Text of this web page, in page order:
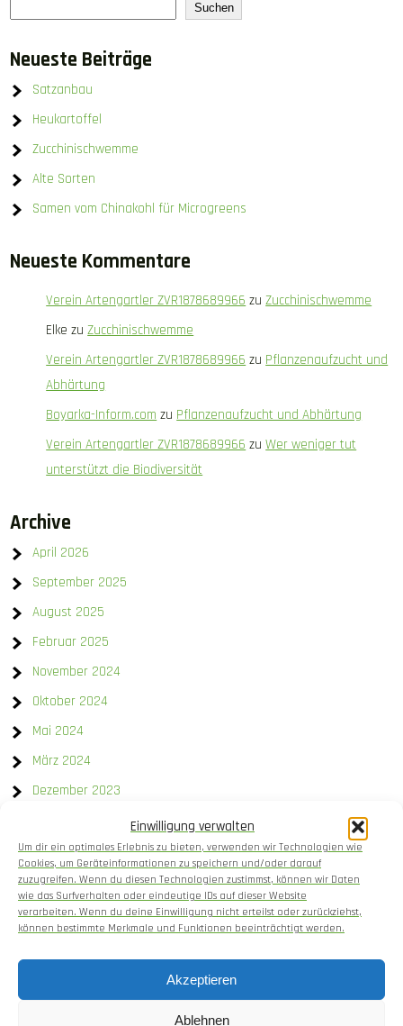
Einwilligung verwalten
Um dir ein optimales Erlebnis zu bieten, verwenden wir Technologien wie
Cookies, um Geräteinformationen zu speichern und/oder darauf
zuzugreifen. Wenn du diesen Technologien zustimmst, können wir Daten
wie das Surfverhalten oder eindeutige IDs auf dieser Website
verarbeiten. Wenn du deine Einwilligung nicht erteilst oder zurückziehst,
können bestimmte Merkmale und Funktionen beeinträchtigt werden.
Akzeptieren
Ablehnen
Suchen
Neueste Beiträge
Satzanbau
Heukartoffel
Zucchinischwemme
Alte Sorten
Samen vom Chinakohl für Microgreens
Neueste Kommentare
Verein Artengartler ZVR1878689966 zuZucchinischwemme
Elke zuZucchinischwemme
Verein Artengartler ZVR1878689966 zu Pflanzenaufzucht und
Abhärtung
Boyarka-Inform.com zu Pflanzenaufzucht und Abhärtung
Verein Artengartler ZVR1878689966 zuWer weniger tut
unterstützt die Biodiversität
Archive
April 2026
September 2025
August 2025
Februar 2025
November 2024
Oktober 2024
Mai 2024
März 2024
Dezember 2023
Kategorien
Allgemein
Gartengestaltung
Gemüseanbau
Kochen
Setzlinge und Pflanzenaufzucht